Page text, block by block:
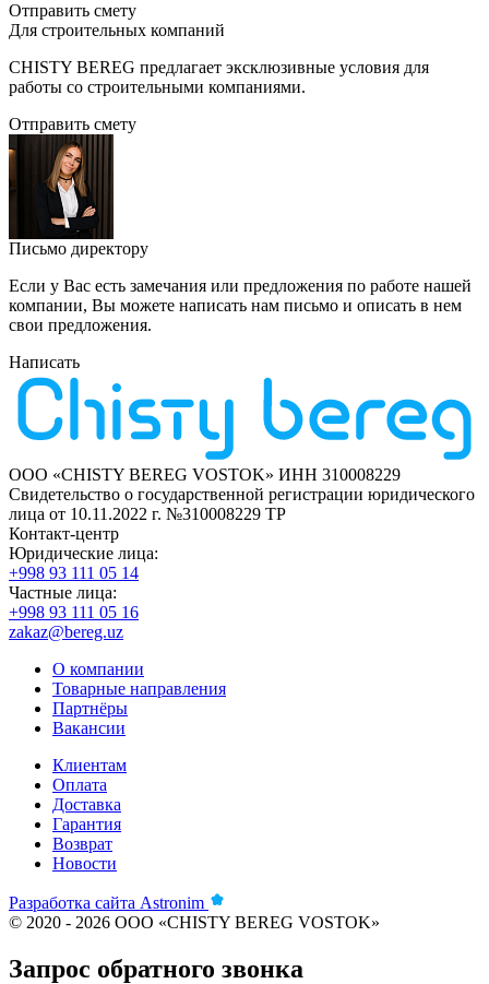
Отправить смету
Для строительныx компаний
CHISTY BEREG предлагает эксклюзивные условия для
работы со строительными компаниями.
Отправить смету
Письмо директору
Если у Вас есть замечания или предложения по работе нашей
компании, Вы можете написать нам письмо и описать в нем
свои предложения.
Написать
ООО «CHISTY BEREG VOSTOK» ИНН 310008229
Свидетельство о государственной регистрации юридического
лица от 10.11.2022 г. №310008229 ТР
Контакт-центр
Юридические лица:
+998 93 111 05 14
Частные лица:
+998 93 111 05 16
zakaz@bereg.uz
О компании
Товарные направления
Партнёры
Вакансии
Клиентам
Оплата
Доставка
Гарантия
Возврат
Новости
Разработка сайта Astronim
© 2020 - 2026 ООО «CHISTY BEREG VOSTOK»
Запрос обратного звонка